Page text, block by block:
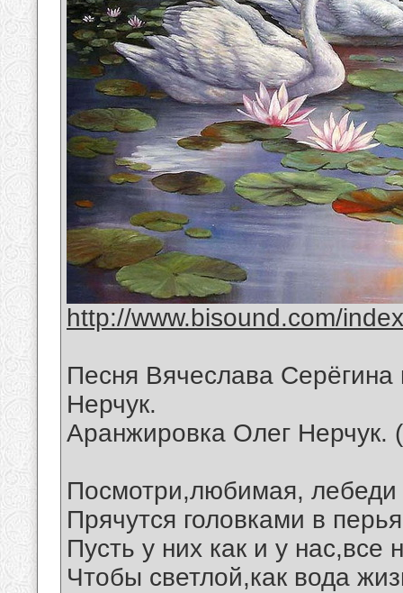
http://www.bisound.com/
Песня Вячеслава
Нерчук.
Аранжировка Олег Нерчук.
Посмотри,любимая, лебеди
Прячутся головками в
Пусть у них как и у нас,все
Чтобы светлой,как вода